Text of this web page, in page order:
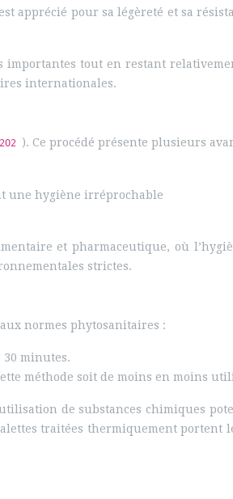
apprécié pour sa légèreté et sa
importantes tout en restant
internationales.
). Ce procédé présente plusieurs
une hygiène irréprochable
et pharmaceutique, où
strictes.
normes phytosanitaires :
30 minutes.
méthode soit de moins en moins
de substances chimiques
traitées thermiquement portent